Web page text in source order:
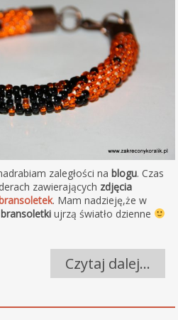
zaległości na blogu. Czas
zawierających zdjęcia
. Mam nadzieję,że w
bransoletkiujrzą światło dzienne
Czytaj dalej…